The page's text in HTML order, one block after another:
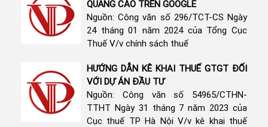
QUẢNG CÁO TRÊN GOOGLE
Nguồn: Công văn số 296/TCT-CS Ngày
24 tháng 01 năm 2024 của Tổng Cục
Thuế V/v chính sách thuế
HƯỚNG DẪN KÊ KHAI THUẾ GTGT ĐỐI
VỚI DỰ ÁN ĐẦU TƯ
Nguồn: Công văn số 54965/CTHN-
TTHT Ngày 31 tháng 7 năm 2023 của
Cục thuế TP Hà Nội V/v kê khai thuế